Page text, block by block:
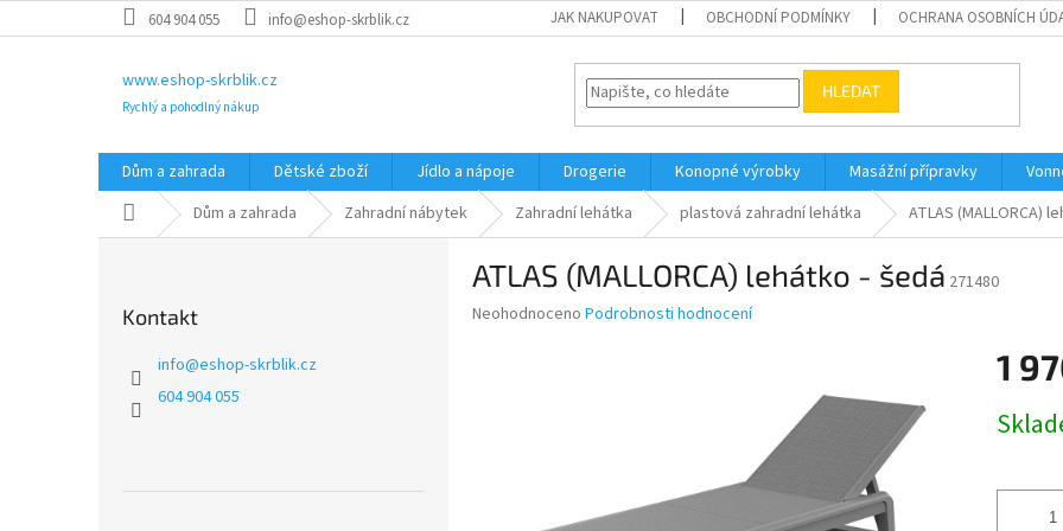
na
604 904 055 info@eshop-skrblik.cz JAK NAKUPOVAT OBCHODNÍ PODMÍNKY OCHRANA OSOBNÍCH
www.eshop-skrblik.cz
Rychlý a pohodlný nákup
HLEDAT
Dům a zahrada Dětské zboží Jídlo a nápoje Drogerie Konopné výrobky Masážní přípravky
Domů Dům a zahrada Zahradní nábytek Zahradní lehátka plastová zahradní lehátka ATLAS (MALLORCA)
Kontakt
info@eshop-skrblik.cz
604 904 055
ATLAS (MALLORCA) lehátko - šedá 271480
Průměrné
Neohodnoceno Podrobnosti hodnocení
1
cena: